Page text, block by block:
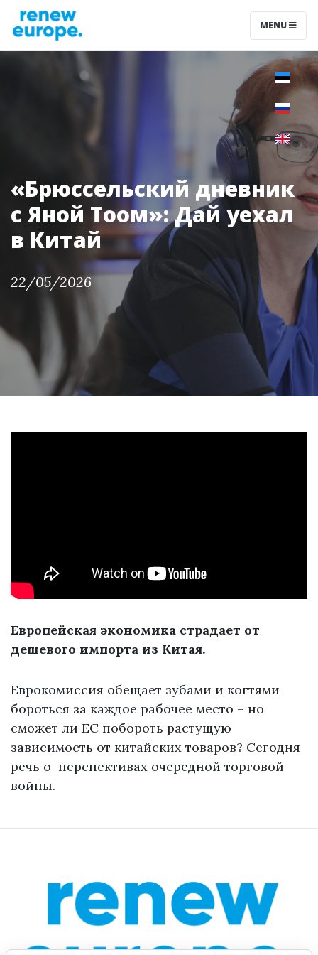
MENU
«Брюссельский дневник
с Яной Тоом»: Дай уехал
в Китай
22/05/2026
Европейская экономика страдает от
дешевого импорта из Китая.
Еврокомиссия обещает зубами и когтями
бороться за каждое рабочее место – но
сможет ли ЕС побороть растущую
зависимость от китайских товаров? Сегодня
речь о перспективах очередной торговой
войны.